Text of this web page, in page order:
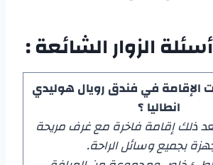
الزوار الشائعة :
الإقامة في فندق رويال هوليدي
انطاليا ؟
ذلك إقامة فاخرة مع غرف مريحة
بجميع وسائل الراحة.